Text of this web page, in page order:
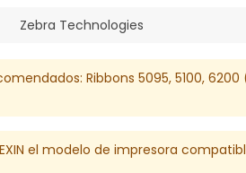
Zebra Technologies
Ribbons 5095, 5100,
el modelo de impresora